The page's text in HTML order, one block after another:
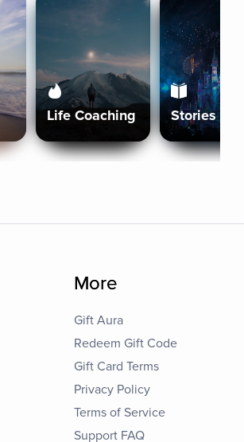
Life Coaching Stories
More
Gift Aura
Redeem Gift Code
Gift Card Terms
Privacy Policy
Terms of Service
Support FAQ